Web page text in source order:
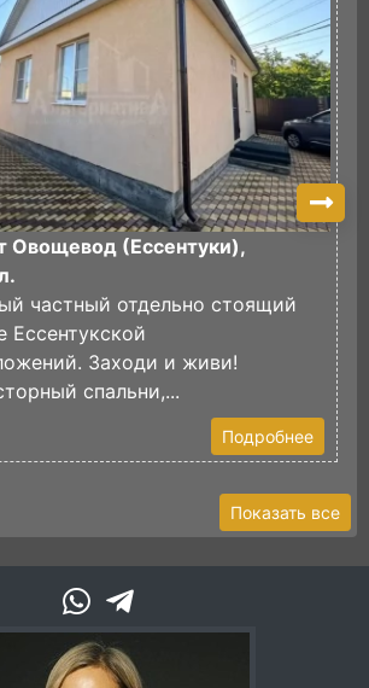
Овощевод (Ессентуки),
частный отдельно стоящий
Ессентукской
Заходи и живи!
спальни,...
Подробнее
Показать все